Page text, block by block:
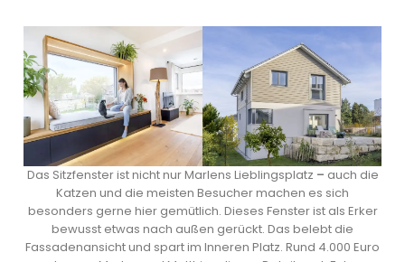
Das Sitzfenster ist nicht nur Marlens Lieblingsplatz – auch die
Katzen und die meisten Besucher machen es sich
besonders gerne hier gemütlich. Dieses Fenster ist als Erker
bewusst etwas nach außen gerückt. Das belebt die
Fassadenansicht und spart im Inneren Platz. Rund 4.000 Euro